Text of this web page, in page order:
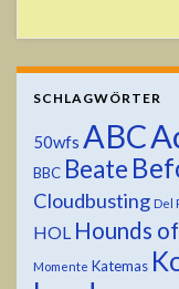
SCHLAGWÖRTER
50wfs ABC
BBC Beate
Cloudbusting Del
HOL Hounds
Momente Katemas